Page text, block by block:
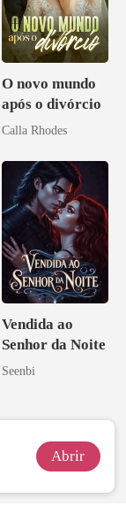
O novo mundo
após o divórcio
Calla Rhodes
Vendida ao
Senhor da Noite
Seenbi
Abrir